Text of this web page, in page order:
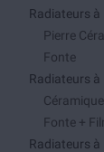
Radiateurs à
Pierre
Fonte
Radiateurs à
Fonte +
Radiateurs